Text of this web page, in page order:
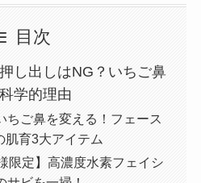
目次
し出しはNG？いちご鼻
学的理由
ちご鼻を変える！フェース
肌育3大アイテム
限定】高濃度水素フェイシ